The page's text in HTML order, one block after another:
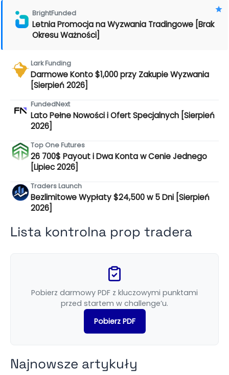
BrightFunded
Letnia Promocja na Wyzwania Tradingowe [Brak
Okresu Ważności]
Lark Funding
Darmowe Konto $1,000 przy Zakupie Wyzwania
[Sierpień 2026]
FundedNext
Lato Pełne Nowości i Ofert Specjalnych [Sierpień
2026]
Top One Futures
26 700$ Payout i Dwa Konta w Cenie Jednego
[Lipiec 2026]
Traders Launch
Bezlimitowe Wypłaty $24,500 w 5 Dni [Sierpień
2026]
Lista kontrolna prop tradera
Pobierz darmowy PDF z kluczowymi punktami
przed startem w challenge’u.
Pobierz PDF
Najnowsze artykuły